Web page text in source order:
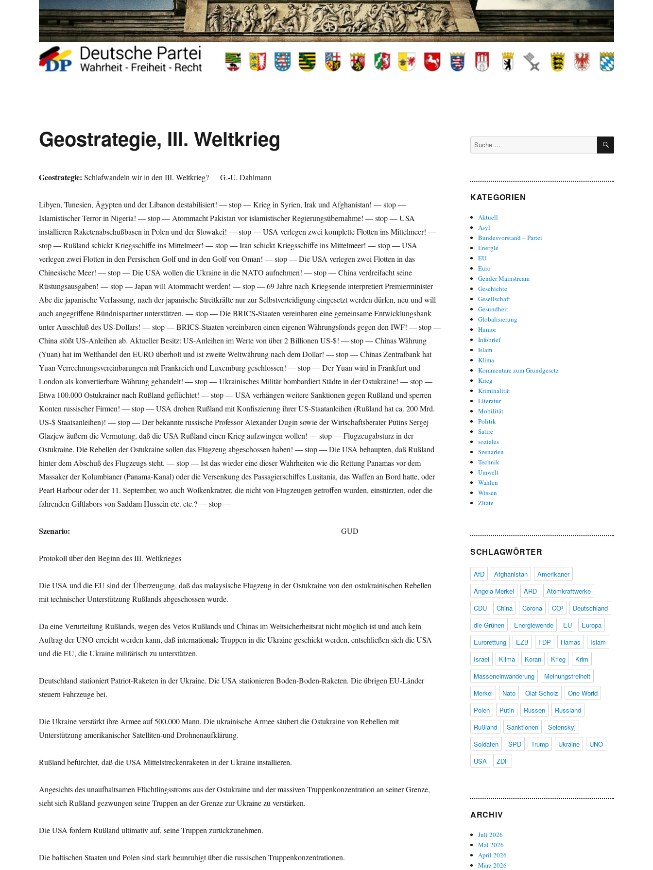
Geostrategie, III. Weltkrieg
Geostrategie: Schlafwandeln wir in den III. Weltkrieg? G.-U. Dahlmann
Libyen, Tunesien, Ägypten und der Libanon destabilisiert! — stop — Krieg in Syrien, Irak und Afghanistan! — stop —
Islamistischer Terror in Nigeria! — stop — Atommacht Pakistan vor islamistischer Regierungsübernahme! — stop — USA
installieren Raketenabschußbasen in Polen und der Slowakei! — stop — USA verlegen zwei komplet­te Flotten ins Mittelmeer! —
stop — Rußland schickt Kriegsschiffe ins Mittelmeer! — stop — Iran schickt Kriegsschiffe ins Mittelmeer! — stop — USA
verlegen zwei Flotten in den Persischen Golf und in den Golf von Oman! — stop — Die USA verlegen zwei Flotten in das
Chinesische Meer! — stop — Die USA wollen die Ukraine in die NATO aufnehmen! — stop — China verdreifacht seine
Rüstungsausgaben! — stop — Japan will Atommacht werden! — stop — 69 Jahre nach Kriegsende interpretiert Premier­minister
Abe die japanische Verfassung, nach der japanische Streitkräfte nur zur Selbstverteidigung eingesetzt werden dürfen, neu und will
auch angegriffene Bündnispartner unterstützen. — stop — Die BRICS-Staaten vereinbaren eine gemeinsame Entwicklungs­bank
unter Ausschluß des US-Dollars! — stop — BRICS-Staaten vereinbaren einen eigenen Wäh­rungsfonds gegen den IWF! — stop —
China stößt US-Anleihen ab. Aktueller Besitz: US-Anleihen im Werte von über 2 Billionen US-$! — stop — Chinas Währung
(Yuan) hat im Welthandel den EURO überholt und ist zweite Weltwährung nach dem Dollar! — stop — Chinas Zentralbank hat
Yuan-Verrechnungsvereinbarungen mit Frankreich und Luxemburg geschlossen! — stop — Der Yuan wird in Frankfurt und
London als konvertierbare Währung gehandelt! — stop — Ukrainisches Militär bombar­diert Städte in der Ostukraine! — stop —
Etwa 100.000 Ostukrainer nach Rußland geflüchtet! — stop — USA verhängen weitere Sanktionen gegen Rußland und sperren
Konten russischer Firmen! — stop — USA drohen Rußland mit Konfiszierung ihrer US-Staatanleihen (Rußland hat ca. 200 Mrd.
US-$ Staatsanleihen)! — stop — Der bekannte russische Professor Alexander Dugin sowie der Wirtschafts­berater Putins Sergej
Glazjew äußern die Vermutung, daß die USA Rußland einen Krieg aufzwingen wollen! — stop — Flugzeugabsturz in der
Ostukraine. Die Rebellen der Ostukraine sollen das Flugzeug abgeschossen haben! — stop — Die USA behaup­ten, daß Rußland
hinter dem Abschuß des Flugzeugs steht. — stop — Ist das wieder eine dieser Wahr­heiten wie die Rettung Panamas vor dem
Massaker der Kolumbianer (Panama-Kanal) oder die Versenkung des Passagierschiffes Lusitania, das Waffen an Bord hatte, oder
Pearl Harbour oder der 11. September, wo auch Wolkenkratzer, die nicht von Flugzeugen getroffen wurden, einstürzten, oder die
fahrenden Giftlabors von Saddam Hussein etc. etc.? — stop —
Szenario: GUD
Protokoll über den Beginn des III. Weltkrieges
Die USA und die EU sind der Überzeugung, daß das malaysische Flugzeug in der Ostukraine von den ostukrainischen Rebellen
mit technischer Unterstützung Rußlands abgeschossen wurde.
Da eine Verurteilung Rußlands, wegen des Vetos Rußlands und Chinas im Weltsicherheitsrat nicht möglich ist und auch kein
Auftrag der UNO erreicht werden kann, daß internationale Truppen in die Ukraine geschickt werden, entschließen sich die USA
und die EU, die Ukraine militärisch zu unterstützen.
Deutschland stationiert Patriot-Raketen in der Ukraine. Die USA stationieren Boden-Boden-Raketen. Die übrigen EU-Länder
steuern Fahrzeuge bei.
Die Ukraine verstärkt ihre Armee auf 500.000 Mann. Die ukrainische Armee säubert die Ostukraine von Rebellen mit
Unterstützung amerikanischer Satelliten-und Drohnenaufklärung.
Rußland befürchtet, daß die USA Mittelstreckenraketen in der Ukraine installieren.
Angesichts des unaufhaltsamen Flüchtlingsstroms aus der Ostukraine und der massiven Truppenkonzentration an seiner Grenze,
sieht sich Rußland gezwungen seine Truppen an der Grenze zur Ukraine zu verstärken.
Die USA fordern Rußland ultimativ auf, seine Truppen zurückzunehmen.
Die baltischen Staaten und Polen sind stark beunruhigt über die russischen Truppen­konzentrationen.
Suche
nach:
SUCHEN
KATEGORIEN
Aktuell
Asyl
Bundesvorstand – Partei
Energie
EU
Euro
Gender Mainstream
Geschichte
Gesellschaft
Gesundheit
Globalisierung
Humor
Infobrief
Islam
Klima
Kommentare zum Grundgesetz
Krieg
Kriminalität
Literatur
Mobilität
Politik
Satire
soziales
Szenarien
Technik
Umwelt
Wahlen
Wissen
Zitate
SCHLAGWÖRTER
AfD Afghanistan
Amerikaner
Angela Merkel
ARD
Atomkraftwerke
CDU
China Corona CO²
Deutschland
die Grünen
Energiewende EU
Europa
Eurorettung
EZB FDP Hamas
Islam
Israel
Klima Koran Krieg
Krim
Masseneinwanderung
Meinungsfreiheit
Merkel
Nato Olaf Scholz
One World
Polen
Putin Russen
Russland
Rußland
Sanktionen
Selenskyj
Soldaten
SPD Trump Ukraine
UNO
USA
ZDF
ARCHIV
Juli 2026
Mai 2026
April 2026
März 2026